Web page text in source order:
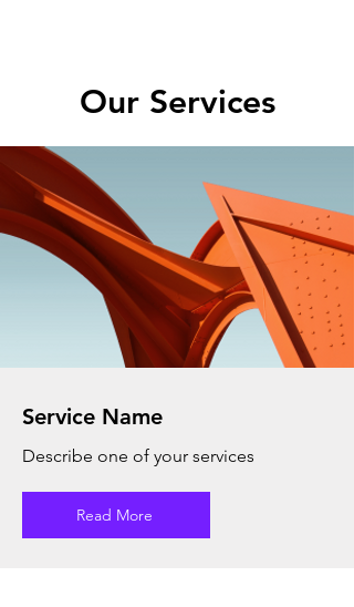
Our Services
Service Name
Describe one of your services
Read More